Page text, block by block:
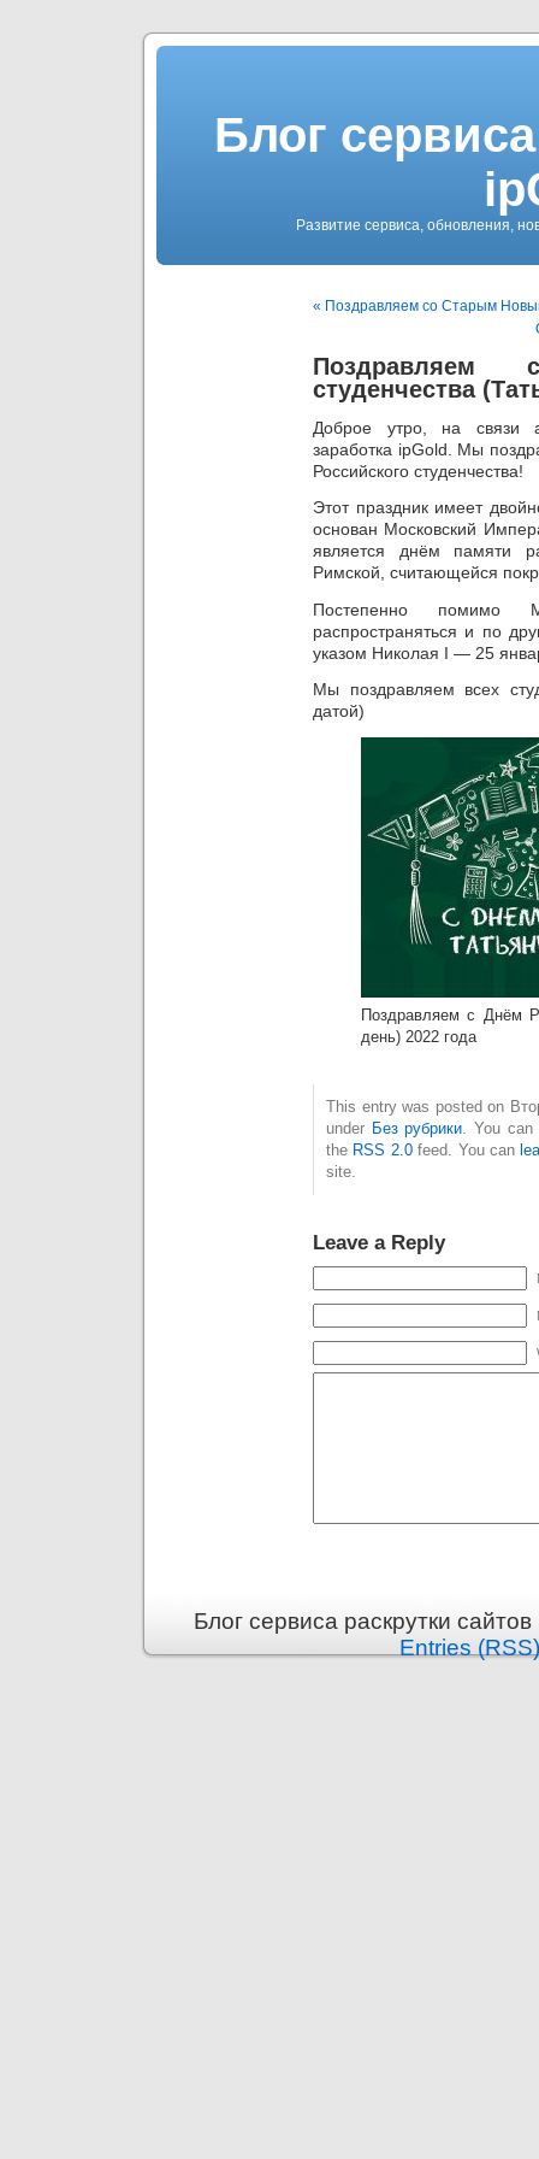
Блог
Развитие сервиса, обновления,
« Поздравляем со Старым
Поздравляем
студенчества
Доброе утро, на связи
заработка ipGold. Мы
Российского студенчества!
Этот праздник имеет
основан Московский
является днём памяти
Римской, считающейся
Постепенно помимо
распространяться и по
указом Николая I — 25
Мы поздравляем всех
датой)
Поздравляем с Днём
день) 2022 года
This entry was posted on
under Без рубрики . You
the RSS 2.0feed. You can
site.
Leave a Reply
Блог сервиса раскрутки
Entries (RSS)